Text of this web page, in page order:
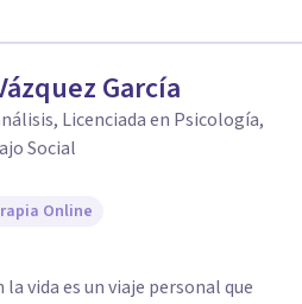
García
Licenciada en Psicología,
Social
Online
vida es un viaje personal que